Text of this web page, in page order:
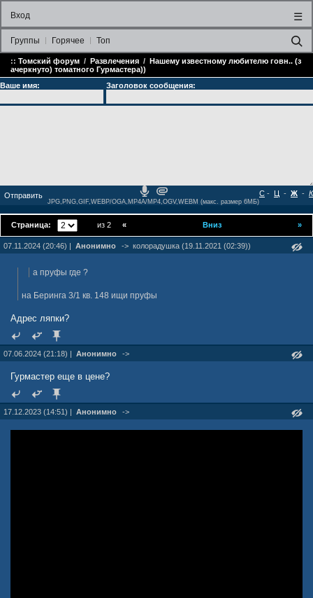
Вход ☰
Группы Горячее Топ
:: Томский форум / Развлечения / Нашему известному любителю говн.. (з
ачеркнуто) томатного Гурмастера))
Ваше имя:
Заголовок сообщения:
- Ц - Ж - К
С
JPG,PNG,GIF,WEBP/OGA,MP4A/MP4,OGV,WEBM (макс. размер 6МБ)
Страница: из 2 »
« Вниз
07.11.2024 (20:46) | Анонимно -> колорадушка (19.11.2021 (02:39))
а пруфы где ?
на Беринга 3/1 кв. 148 ищи пруфы
Адрес ляпки?
07.06.2024 (21:18) | Анонимно ->
Гурмастер еще в цене?
17.12.2023 (14:51) | Анонимно ->